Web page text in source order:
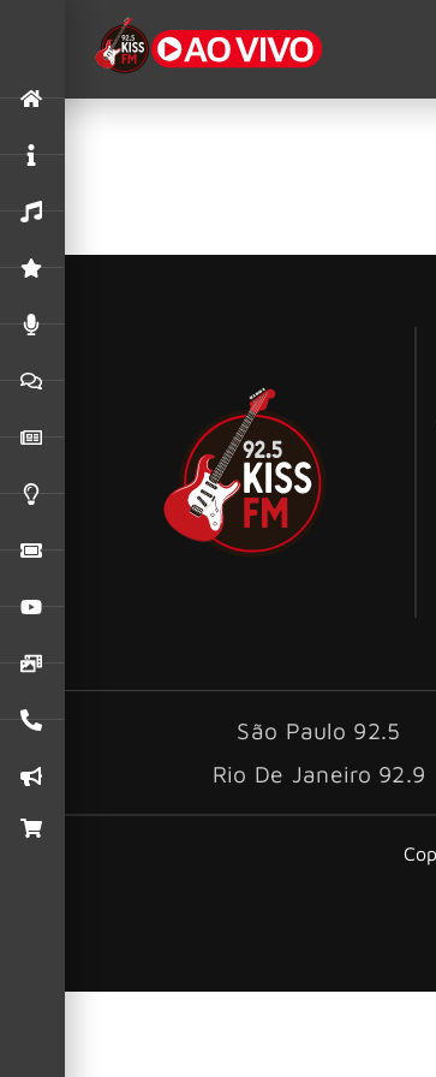
Tag:
São Paulo 92.5
Rio De Janeiro 92.9